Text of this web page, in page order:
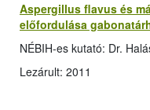
Aspergillus flavus és
előfordulása
NÉBIH-es kutató: Dr.
Lezárult: 2011